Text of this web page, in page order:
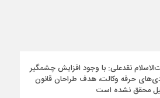
نقدعلی: با وجود افزایش چشمگیر
حرفه وکالت، هدف طراحان قانون
محقق نشده است